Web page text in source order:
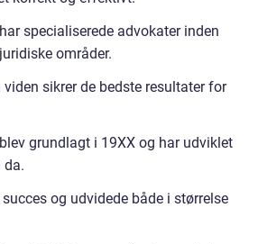
specialiserede advokater inden
områder.
sikrer de bedste resultater for
grundlagt i 19XX og har udviklet
da.
og udvidede både i størrelse